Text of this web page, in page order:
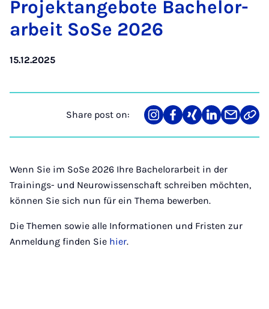
Pro­jek­tange­bote Bach­el­or­
arbeit SoSe 2026
15.12.2025
Share post on:
Share
on
Teilen
auf
Teilen
auf
Teilen
auf
Teilen
über
Link
Wenn Sie im SoSe 2026 Ihre Bachelorarbeit in der
Trainings- und Neurowissenschaft schreiben möchten,
können Sie sich nun für ein Thema bewerben.
Die Themen sowie alle Informationen und Fristen zur
Anmeldung finden Sie hier.